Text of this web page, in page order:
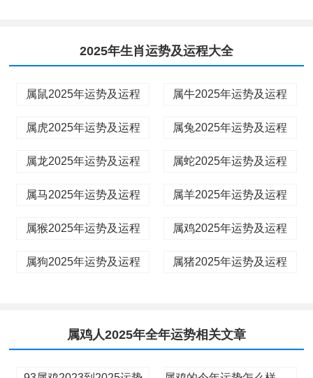
2025年生肖运势及运程大全
属鼠2025年运势及运程 属牛2025年运势及运程
属虎2025年运势及运程 属兔2025年运势及运程
属龙2025年运势及运程 属蛇2025年运势及运程
属马2025年运势及运程 属羊2025年运势及运程
属猴2025年运势及运程 属鸡2025年运势及运程
属狗2025年运势及运程 属猪2025年运势及运程
属鸡人2025年全年运势相关文章